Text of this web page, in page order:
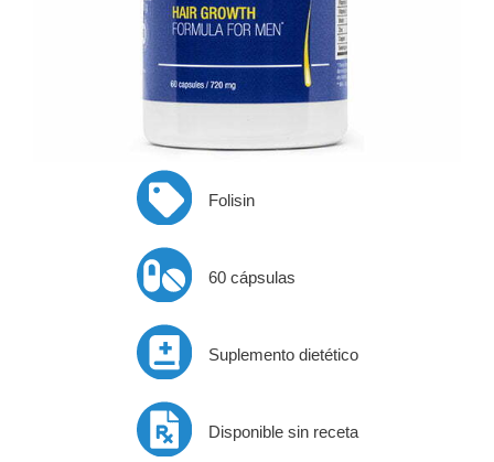
Folisin
60 cápsulas
Suplemento dietético
Disponible sin receta